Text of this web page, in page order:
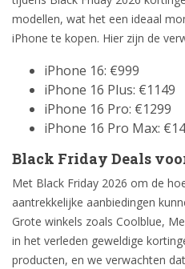
modellen, wat het een ideaal
iPhone te kopen. Hier zijn de
iPhone 16: €999
iPhone 16 Plus: €1149
iPhone 16 Pro: €1299
iPhone 16 Pro Max:
Black Friday Deals
Met Black Friday 2026 om de
aantrekkelijke aanbiedingen
Grote winkels zoals Coolblue,
in het verleden geweldige
producten, en we verwachten